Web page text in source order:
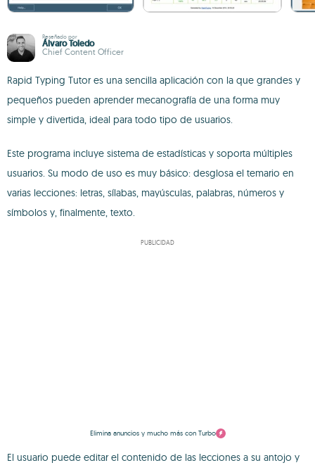
Reseñado por
Álvaro Toledo
Chief Content Officer
Rapid Typing Tutor es una sencilla aplicación con la que grandes y
pequeños pueden aprender mecanografía de una forma muy
simple y divertida, ideal para todo tipo de usuarios.
Este programa incluye sistema de estadísticas y soporta múltiples
usuarios. Su modo de uso es muy básico: desglosa el temario en
varias lecciones: letras, sílabas, mayúsculas, palabras, números y
símbolos y, finalmente, texto.
PUBLICIDAD
Elimina anuncios y mucho más con Turbo
El usuario puede editar el contenido de las lecciones a su antojo y